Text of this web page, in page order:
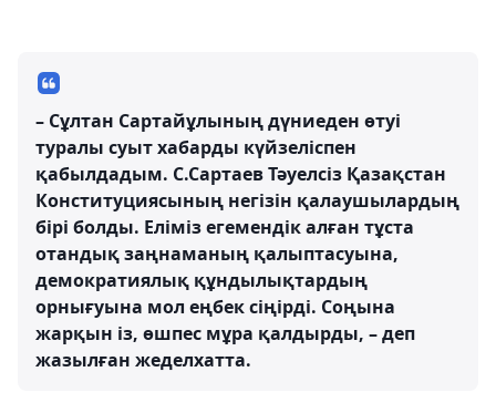
– Сұлтан Сартайұлының дүниеден өтуі
туралы суыт хабарды күйзеліспен
қабылдадым. С.Сартаев Тәуелсіз Қазақстан
Конституциясының негізін қалаушылардың
бірі болды. Еліміз егемендік алған тұста
отандық заңнаманың қалыптасуына,
демократиялық құндылықтардың
орнығуына мол еңбек сіңірді. Соңына
жарқын із, өшпес мұра қалдырды, – деп
жазылған жеделхатта.